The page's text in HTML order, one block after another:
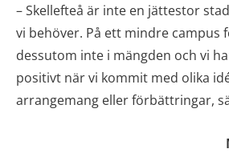
– Skellefteå är inte en jättestor
vi behöver. På ett mindre campus
dessutom inte i mängden och vi
positivt när vi kommit med olika
arrangemang eller förbättringar,